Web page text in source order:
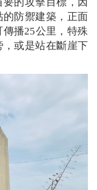
防禦建築，正面
播25公里，特殊
或是站在斷崖下